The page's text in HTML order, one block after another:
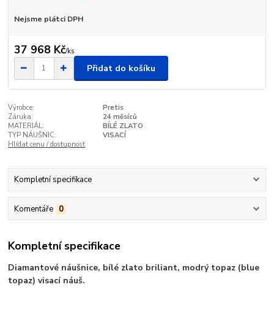
Nejsme plátci DPH
37 968 Kč/ks
Přidat do košíku
Výrobce:
Pretis
Záruka:
24 měsíců
MATERIÁL:
BÍLÉ ZLATO
TYP NÁUŠNIC:
VISACÍ
Hlídat cenu / dostupnost
Kompletní specifikace
Komentáře 0
Kompletní specifikace
Diamantové náušnice, bílé zlato briliant, modrý topaz (blue
topaz) visací náuš.